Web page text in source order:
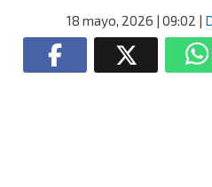
18 mayo, 2026 | 09:02 |